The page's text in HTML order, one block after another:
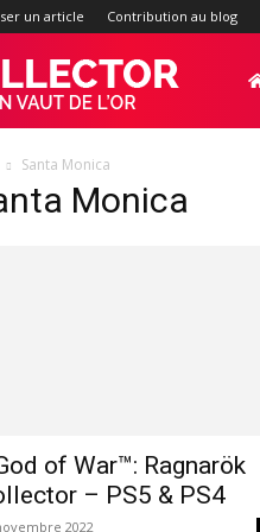
un article Contribution au blog
d'actualités
Santa Monica
Monica
of War™: Ragnarök
– PS5 & PS4
2022